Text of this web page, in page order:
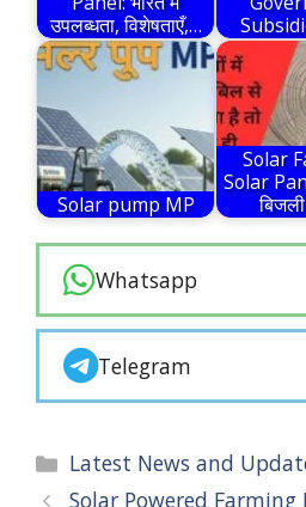
उपलब्धता, विशेषताएँ,…
Solar pump MP
Solar
Solar
Whatsapp
Telegram
Categories
Latest News and
Solar Powered Farming